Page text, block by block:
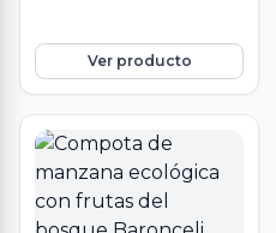
Ver producto